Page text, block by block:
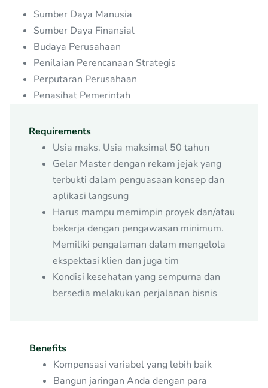
Sumber Daya Manusia
Sumber Daya Finansial
Budaya Perusahaan
Penilaian Perencanaan Strategis
Perputaran Perusahaan
Penasihat Pemerintah
Requirements
Usia maks. Usia maksimal 50 tahun
Gelar Master dengan rekam jejak yang
terbukti dalam penguasaan konsep dan
aplikasi langsung
Harus mampu memimpin proyek dan/atau
bekerja dengan pengawasan minimum.
Memiliki pengalaman dalam mengelola
ekspektasi klien dan juga tim
Kondisi kesehatan yang sempurna dan
bersedia melakukan perjalanan bisnis
Benefits
Kompensasi variabel yang lebih baik
Bangun jaringan Anda dengan para